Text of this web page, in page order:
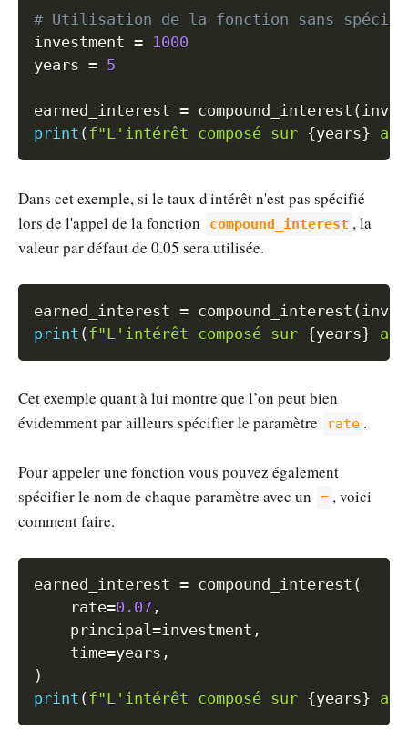
# Utilisation de la fonction sans
investment = 1000
years = 5
earned_interest = compound_interest (
print (f"L'intérêt composé sur {years}
Dans cet exemple, si le taux d'intérêt n'est pas spécifié
lors de l'appel de la fonction
compound_interest , la
valeur par défaut de 0.05 sera utilisée.
earned_interest = compound_interest (
print (f"L'intérêt composé sur {years}
Copy
Cet exemple quant à lui montre que l’on peut bien
évidemment par ailleurs spécifier le paramètre
rate .
Pour appeler une fonction vous pouvez également
spécifier le nom de chaque paramètre avec un
= , voici
comment faire.
earned_interest = compound_interest (
	rate
=0.07 ,
	principal
=investment ,
	time
=years ,
)
print (f"L'intérêt composé sur {years}
Copy